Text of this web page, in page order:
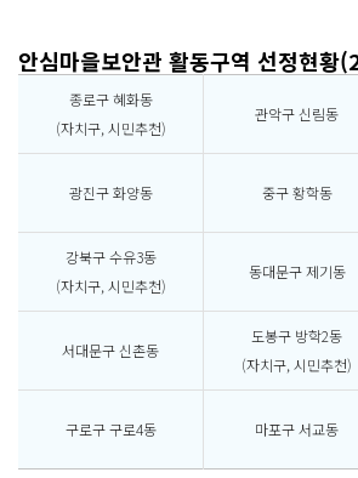
안심마을보안관 활동구역 선정현황
종로구 혜화동
(자치구, 시민추천)
관악구 신림동
광진구 화양동 중구 황학동
강북구 수유3동
(자치구, 시민추천)
동대문구 제기동
서대문구 신촌동
도봉구 방학2동
(자치구, 시민추천)
구로구 구로4동 마포구 서교동